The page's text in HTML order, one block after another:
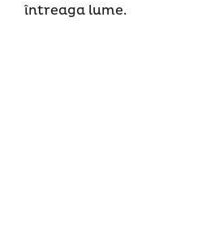
întreaga lume.